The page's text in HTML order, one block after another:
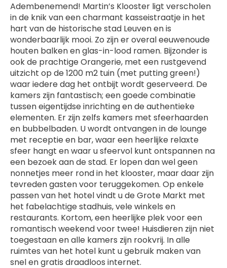
Adembenemend! Martin’s Klooster ligt verscholen
in de knik van een charmant kasseistraatje in het
hart van de historische stad Leuven en is
wonderbaarlijk mooi. Zo zijn er overal eeuwenoude
houten balken en glas-in-lood ramen. Bijzonder is
ook de prachtige Orangerie, met een rustgevend
uitzicht op de 1200 m2 tuin (met putting green!)
waar iedere dag het ontbijt wordt geserveerd. De
kamers zijn fantastisch; een goede combinatie
tussen eigentijdse inrichting en de authentieke
elementen. Er zijn zelfs kamers met sfeerhaarden
en bubbelbaden. U wordt ontvangen in de lounge
met receptie en bar, waar een heerlijke relaxte
sfeer hangt en waar u sfeervol kunt ontspannen na
een bezoek aan de stad. Er lopen dan wel geen
nonnetjes meer rond in het klooster, maar daar zijn
tevreden gasten voor teruggekomen. Op enkele
passen van het hotel vindt u de Grote Markt met
het fabelachtige stadhuis, vele winkels en
restaurants. Kortom, een heerlijke plek voor een
romantisch weekend voor twee! Huisdieren zijn niet
toegestaan en alle kamers zijn rookvrij. In alle
ruimtes van het hotel kunt u gebruik maken van
snel en gratis draadloos internet.